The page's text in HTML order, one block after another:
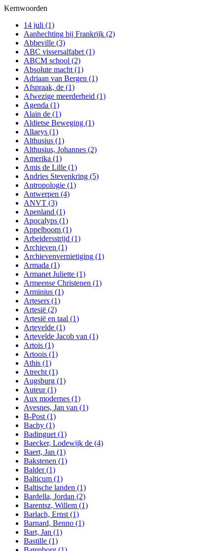
Kernwoorden
14 juli (1)
Aanhechting bij Frankrijk (2)
Abbeville (3)
ABC vissersalfabet (1)
ABCM school (2)
Absolute macht (1)
Adriaan van Bergen (1)
Afspraak, de (1)
Afwezige meerderheid (1)
Agenda (1)
Alain de (1)
Aldietse Beweging (1)
Allaeys (1)
Althusius (1)
Althusius, Johannes (2)
Amerika (1)
Amis de Lille (1)
Andries Stevenkring (5)
Antropologie (1)
Antwerpen (4)
ANVT (3)
Apenland (1)
Apocalyps (1)
Appelboom (1)
Arbeidersstrijd (1)
Archieven (1)
Archievenvernietiging (1)
Armada (1)
Armanet Juliette (1)
Armeense Christenen (1)
Arminius (1)
Artesers (1)
Artesië (2)
Artesië en taal (1)
Artevelde (1)
Artevelde Jacob van (1)
Artois (1)
Artoois (1)
Athis (1)
Atrecht (1)
Augsburg (1)
Auteur(1)
Aux modernes (1)
Avesnes, Jan van (1)
B-Post (1)
Bachy (1)
Badinguet (1)
Baecker, Lodewijk de (4)
Baert, Jan (1)
Bakstenen (1)
Balder(1)
Balticum (1)
Baltische landen (1)
Bardella, Jordan (2)
Barentsz, Willem (1)
Barlach, Ernst (1)
Barnard, Benno (1)
Bart, Jan (1)
Bastille (1)